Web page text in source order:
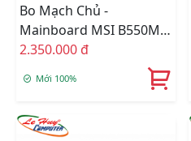
Bo Mạch Chủ -
Mainboard MSI B550M
PRO-VDH
2.350.000 đ
Mới 100%